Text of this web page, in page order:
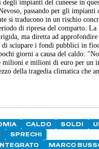
impianti del cuneese in
passando per gli impianti
si traducono in un rischio
di ripresa del comparto. La
ma diretta ad
sciupare i fondi pubblici in
giorni a causa del caldo:
milioni e milioni di euro per un
della tragedia climatica che
CALDO SOLDI
SPRECHI
MARCO